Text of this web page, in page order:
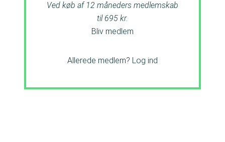
Ved køb af 12 måneders medlemskab
til 695 kr.
Bliv medlem
Allerede medlem? Log ind